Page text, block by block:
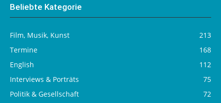
Beliebte Kategorie
Film, Musik, Kunst
213
Termine
168
English
112
Interviews & Porträts
75
Politik & Gesellschaft
72